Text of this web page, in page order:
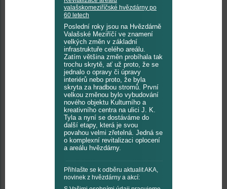
valašskomeziříčské hvězdárny po
60 letech
Poslední roky jsou na Hvězdárně
Valašské Meziříčí ve znamení
velkých změn v základní
infrastruktuře celého areálu.
Zatím většina změn probíhala tak
trochu skrytě, ať už proto, že se
jednalo o opravy či úpravy
interiérů nebo proto, že byla
skryta za hradbou stromů. První
velkou změnou bylo vybudování
nového objektu Kulturního a
kreativního centra na ulici J. K.
Tyla a nyní se dostáváme do
další etapy, která je svou
povahou velmi zřetelná. Jedná se
o komplexní revitalizaci oplocení
a areálu hvězdárny.
Přihlašte se k odběru aktualit AKA,
novinek z hvězdárny a akcí: